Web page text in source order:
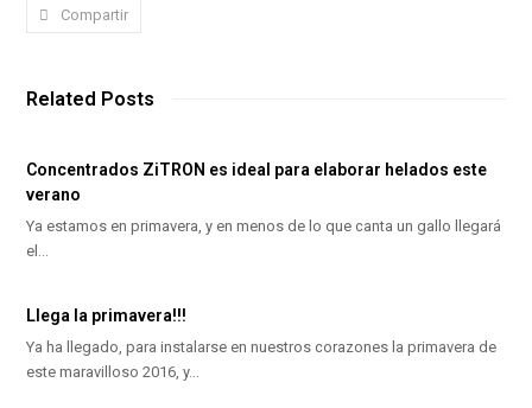
Compartir
Related Posts
Concentrados ZiTRON es ideal para elaborar helados este
verano
Ya estamos en primavera, y en menos de lo que canta un gallo llegará
el…
Llega la primavera!!!
Ya ha llegado, para instalarse en nuestros corazones la primavera de
este maravilloso 2016, y…